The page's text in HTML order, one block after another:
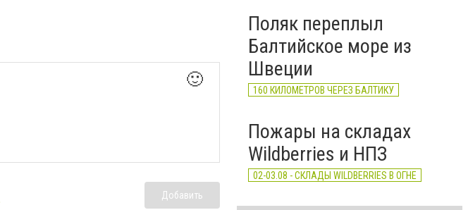
🙂
Добавить
Поляк переплыл
Балтийское море из
Швеции
160 КИЛОМЕТРОВ ЧЕРЕЗ БАЛТИКУ
Пожары на складах
Wildberries и НПЗ
02-03.08 - СКЛАДЫ WILDBERRIES В ОГНЕ